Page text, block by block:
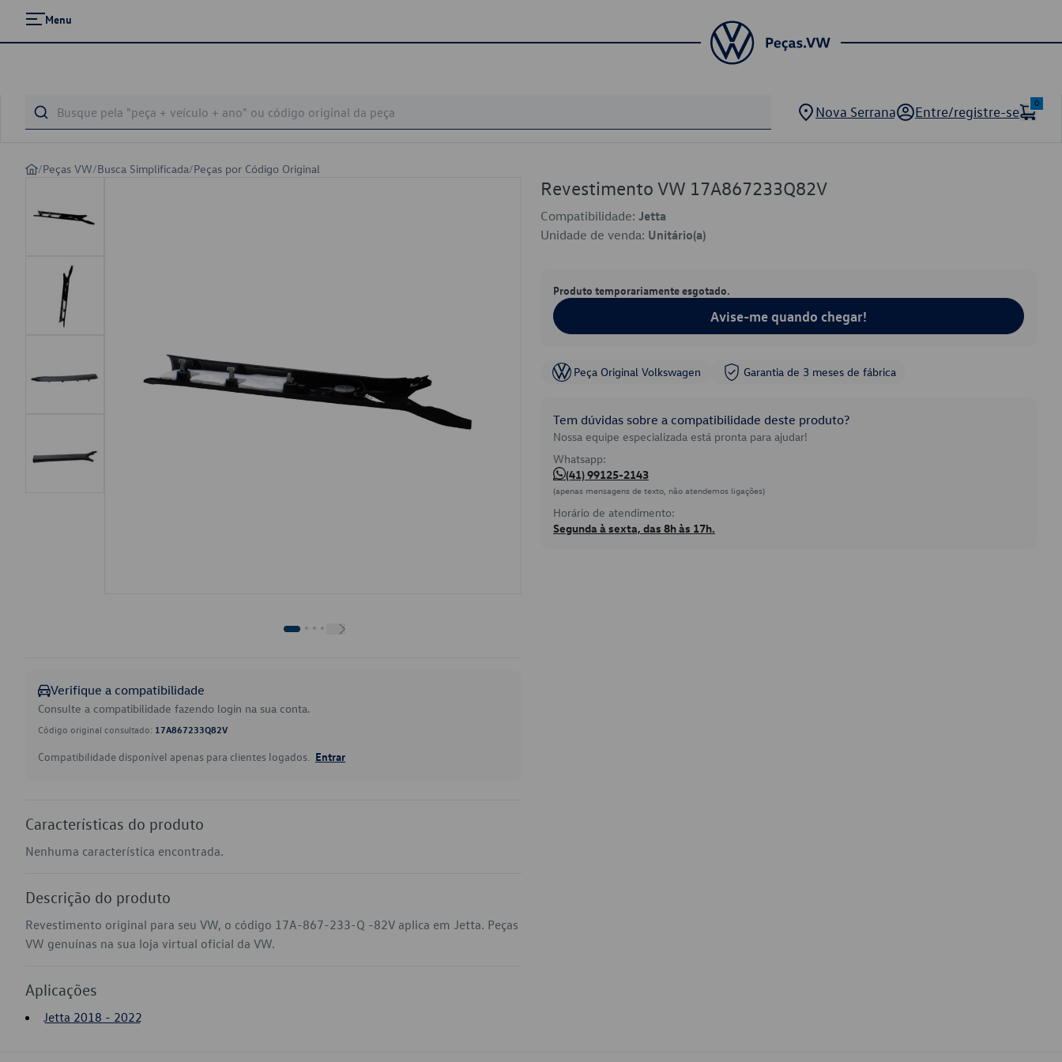
Menu
Nova Serrana Entre/registre-se
0
/Peças VW/Busca Simplificada/Peças por Código Original
Verifique a compatibilidade
Consulte a compatibilidade fazendo login na sua conta.
Código original consultado: 17A867233Q82V
Compatibilidade disponível apenas para clientes logados. Entrar
Características do produto
Nenhuma característica encontrada.
Descrição do produto
Revestimento original para seu VW, o código 17A-867-233-Q -82V aplica em Jetta. Peças
VW genuínas na sua loja virtual oficial da VW.
Aplicações
Jetta 2018 - 2022
Revestimento VW 17A867233Q82V
Compatibilidade: Jetta
Unidade de venda: Unitário(a)
Produto temporariamente esgotado.
Avise-me quando chegar!
Peça Original Volkswagen Garantia de 3 meses de fábrica
Tem dúvidas sobre a compatibilidade deste produto?
Nossa equipe especializada está pronta para ajudar!
Whatsapp:
(41) 99125-2143
(apenas mensagens de texto, não atendemos ligações)
Horário de atendimento:
Segunda à sexta, das 8h às 17h.